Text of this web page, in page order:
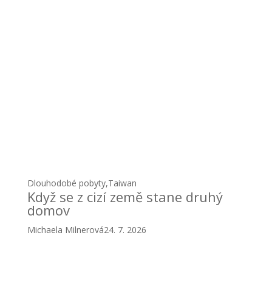
Dlouhodobé pobyty,Taiwan
Když se z cizí země stane druhý
domov
Michaela Milnerová24. 7. 2026